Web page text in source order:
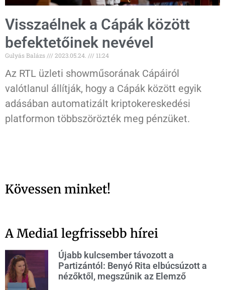
Visszaélnek a Cápák között
befektetőinek nevével
Gulyás Balázs 2023.05.24. 11:24
Az RTL üzleti showműsorának Cápáiról
valótlanul állítják, hogy a Cápák között egyik
adásában automatizált kriptokereskedési
platformon többszörözték meg pénzüket.
Kövessen minket!
A Media1 legfrissebb hírei
Újabb kulcsember távozott a
Partizántól: Benyó Rita elbúcsúzott a
nézőktől, megszűnik az Elemző